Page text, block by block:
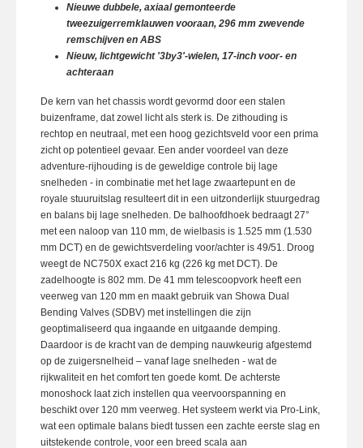
Nieuwe dubbele, axiaal gemonteerde
tweezuigerremklauwen vooraan, 296 mm zwevende
remschijven en ABS
Nieuw, lichtgewicht '3by3'-wielen, 17-inch voor- en
achteraan
De kern van het chassis wordt gevormd door een stalen
buizenframe, dat zowel licht als sterk is. De zithouding is
rechtop en neutraal, met een hoog gezichtsveld voor een prima
zicht op potentieel gevaar. Een ander voordeel van deze
adventure-rijhouding is de geweldige controle bij lage
snelheden - in combinatie met het lage zwaartepunt en de
royale stuuruitslag resulteert dit in een uitzonderlijk stuurgedrag
en balans bij lage snelheden. De balhoofdhoek bedraagt 27°
met een naloop van 110 mm, de wielbasis is 1.525 mm (1.530
mm DCT) en de gewichtsverdeling voor/achter is 49/51. Droog
weegt de NC750X exact 216 kg (226 kg met DCT). De
zadelhoogte is 802 mm. De 41 mm telescoopvork heeft een
veerweg van 120 mm en maakt gebruik van Showa Dual
Bending Valves (SDBV) met instellingen die zijn
geoptimaliseerd qua ingaande en uitgaande demping.
Daardoor is de kracht van de demping nauwkeurig afgestemd
op de zuigersnelheid – vanaf lage snelheden - wat de
rijkwaliteit en het comfort ten goede komt. De achterste
monoshock laat zich instellen qua veervoorspanning en
beschikt over 120 mm veerweg. Het systeem werkt via Pro-Link,
wat een optimale balans biedt tussen een zachte eerste slag en
uitstekende controle, voor een breed scala aan